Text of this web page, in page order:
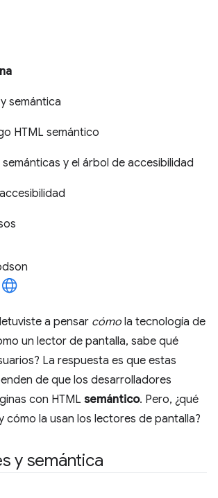
semántica
HTML semántico
y el árbol de accesibilidad
a pensar cómo la tecnología de
un lector de pantalla, sabe qué
La respuesta es que estas
de que los desarrolladores
con HTML semántico. Pero, ¿qué
cómo la usan los lectores de pantalla?
y semántica